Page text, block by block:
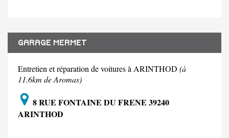
GARAGE MERMET
Entretien et réparation de voitures à ARINTHOD (à
11.6km de Aromas)
8 RUE FONTAINE DU FRENE 39240
ARINTHOD